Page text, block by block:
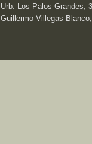
Urb. Los Palos Grandes,
Guillermo Villegas